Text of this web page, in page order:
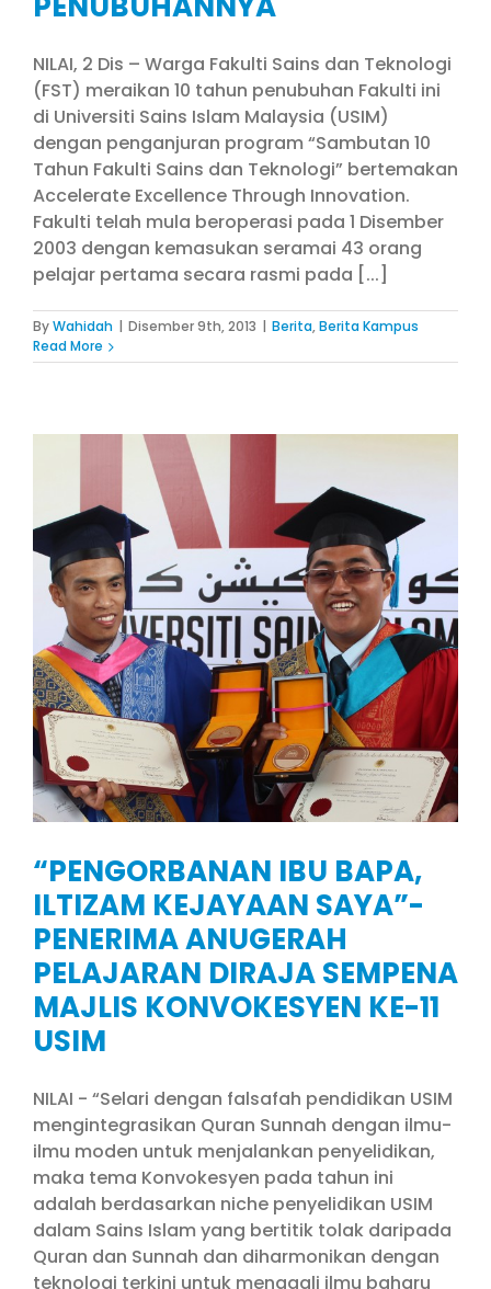
NILAI, 2 Dis – Warga Fakulti Sains dan Teknologi
(FST) meraikan 10 tahun penubuhan Fakulti ini
di Universiti Sains Islam Malaysia (USIM)
dengan penganjuran program “Sambutan 10
Tahun Fakulti Sains dan Teknologi” bertemakan
Accelerate Excellence Through Innovation.
Fakulti telah mula beroperasi pada 1 Disember
2003 dengan kemasukan seramai 43 orang
pelajar pertama secara rasmi pada [...]
ByWahidah | Disember 9th, 2013 | Berita,Berita Kampus
Read More
“PENGORBANAN IBU BAPA,
ILTIZAM KEJAYAAN SAYA”-
PENERIMA ANUGERAH
PELAJARAN DIRAJA SEMPENA
MAJLIS KONVOKESYEN KE-11
USIM
NILAI - “Selari dengan falsafah pendidikan USIM
mengintegrasikan Quran Sunnah dengan ilmu-
ilmu moden untuk menjalankan penyelidikan,
maka tema Konvokesyen pada tahun ini
adalah berdasarkan niche penyelidikan USIM
dalam Sains Islam yang bertitik tolak daripada
Quran dan Sunnah dan diharmonikan dengan
teknologi terkini untuk menggali ilmu baharu